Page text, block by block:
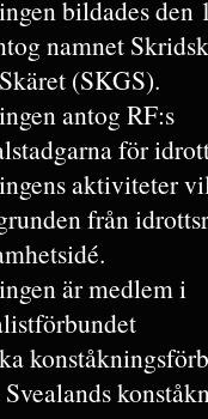
bildades den
namnet
(SKGS).
antog RF:s
för
aktiviteter
från
är medlem i